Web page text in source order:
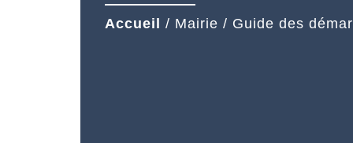
Accueil / Mairie / Guide des